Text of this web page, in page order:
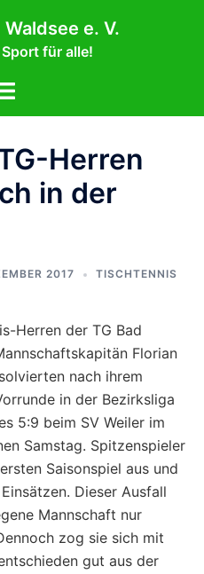
e. V.
für alle!
Herren
in der
2017 TISCHTENNIS
Herren der TG Bad
Florian
nach ihrem
in der Bezirksliga
5:9 beim SV Weiler im
Samstag. Spitzenspieler
Saisonspiel aus und
Dieser Ausfall
Mannschaft nur
zog sie sich mit
gut aus der